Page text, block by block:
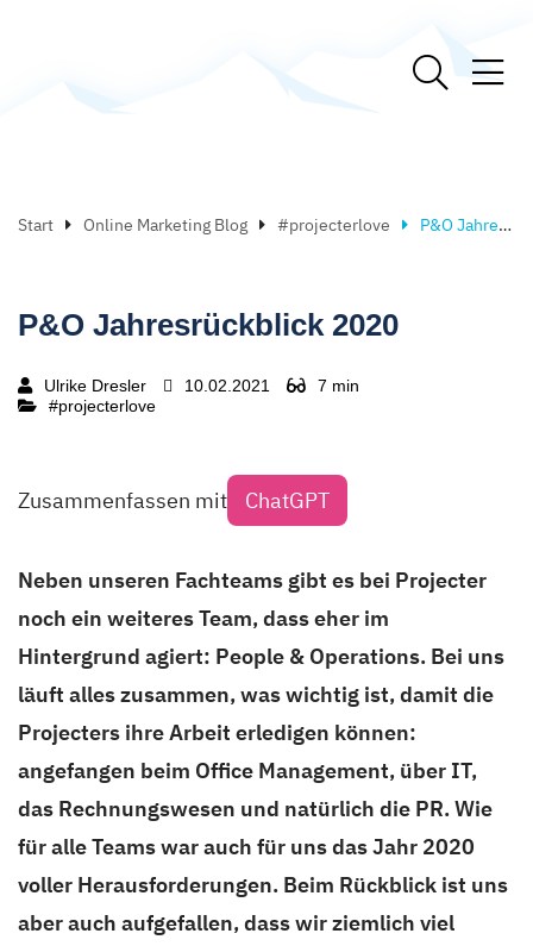
Start Online Marketing Blog #projecterlove P&O Jahresrückblick 2020
P&O Jahresrückblick 2020
Ulrike Dresler 10.02.2021
7 min
#projecterlove
Zusammenfassen mit ChatGPT
Neben unseren Fachteams gibt es bei Projecter
noch ein weiteres Team, dass eher im
Hintergrund agiert: People & Operations. Bei uns
läuft alles zusammen, was wichtig ist, damit die
Projecters ihre Arbeit erledigen können:
angefangen beim Office Management, über IT,
das Rechnungswesen und natürlich die PR. Wie
für alle Teams war auch für uns das Jahr 2020
voller Herausforderungen. Beim Rückblick ist uns
aber auch aufgefallen, dass wir ziemlich viel